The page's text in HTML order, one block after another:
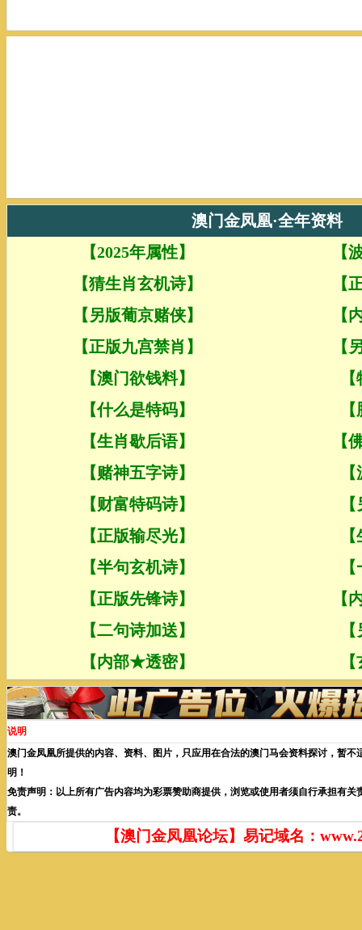
说明
澳门金凤凰所提供的内容、资料、图片，只应用在合法的澳门马会资料探讨，暂不
明！
免责声明：以上所有广告内容均为彩票赞助商提供，浏览或使用者须自行承担有关
责。
【澳门金凤凰论坛】易记域名：